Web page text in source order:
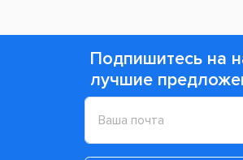
Подпишитесь на
лучшие